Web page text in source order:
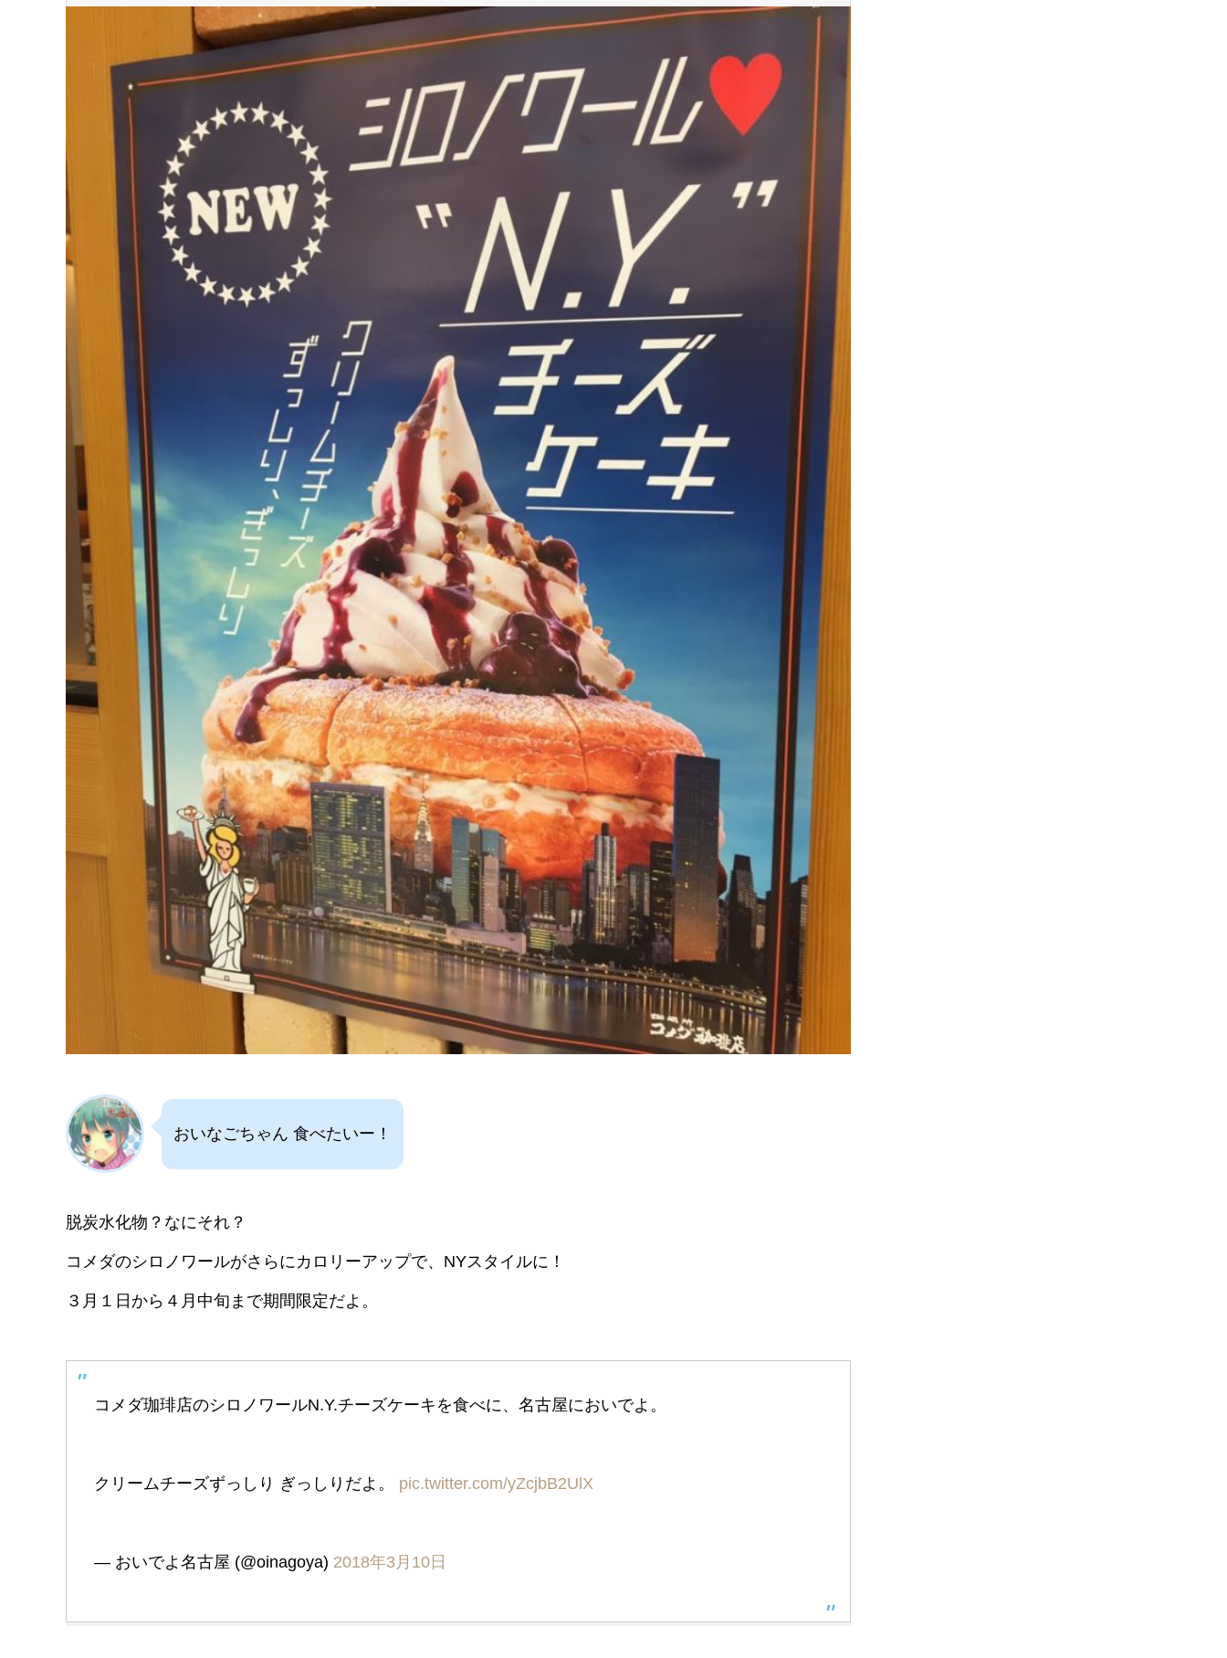
おいなごちゃん 食べたいー！
脱炭水化物？なにそれ？
コメダのシロノワールがさらにカロリーアップで、NYスタイルに！
３月１日から４月中旬まで期間限定だよ。
コメダ珈琲店のシロノワールN.Y.チーズケーキを食べに、名古屋においでよ。
クリームチーズずっしり ぎっしりだよ。 pic.twitter.com/yZcjbB2UlX
— おいでよ名古屋 (@oinagoya) 2018年3月10日